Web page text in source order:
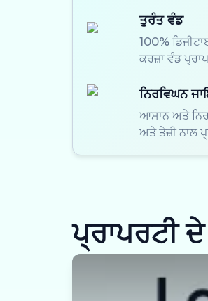
ਤੁਰੰਤ ਵੰਡ
100%
ਕਰਜ਼ਾ ਵੰਡ
ਨਿਰਵਿਘਨ
ਆਸਾਨ ਅਤੇ
ਅਤੇ ਤੇਜ਼ੀ ਨਾਲ
ਪ੍ਰਾਪਰਟੀ